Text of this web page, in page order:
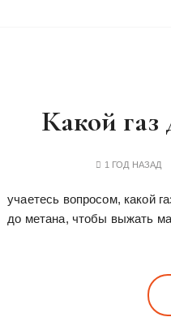
Какой газ
1 ГОД НАЗАД
учаетесь вопросом, какой
до метана, чтобы выжать